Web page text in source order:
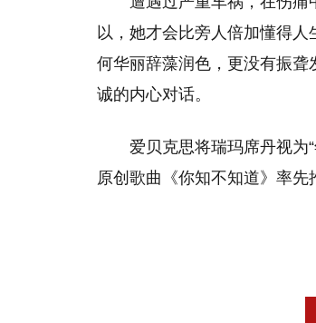
以，她才会比旁人倍加懂得
何华丽辞藻润色，更没有振
诚的内心对话。
爱贝克思将瑞玛席丹视为
原创歌曲《你知不知道》率先